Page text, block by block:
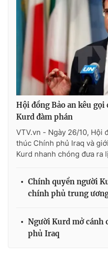
THỜI BÁO VTV
Theo dõi báo trên
Cơ quan chủ quản:
Cơ quan báo chí: Thời báo VTV
Giấy phép hoạt động báo in
cấp ngày 29/12/2023
Vũ Thanh Thủy
Phó Tổng Biên tập:
Nguyễn
Nguyễn Trọng Ninh
Ðiện thoại Thời báo VTV:
Email:toasoan@vtv.vn
Hội đồng Bảo an kêu
Kurd đàm phán
VTV.vn - Ngày 26/10, Hội
thúc Chính phủ Iraq và
Kurd nhanh chóng đưa ra
Chính quyền người
chính phủ trung
Người Kurd mở cánh
phủ Iraq